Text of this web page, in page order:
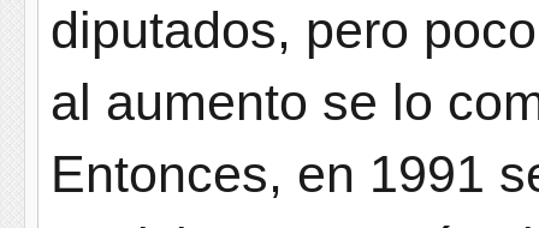
diputados, pero
al aumento se lo
Entonces, en 1991